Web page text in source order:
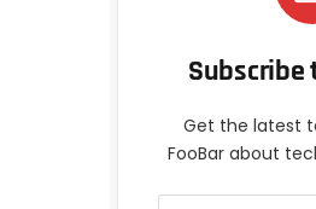
Subscribe
Get the latest
FooBar about